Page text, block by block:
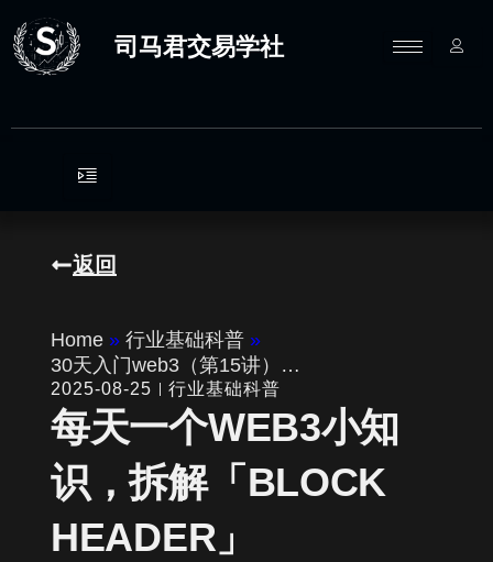
至
内
司马君交易学社
返回
Home » 行业基础科普 »
30天入门web3（第15讲）…
2025-08-25 行业基础科普
每天一个WEB3小知
识，拆解「BLOCK
HEADER」